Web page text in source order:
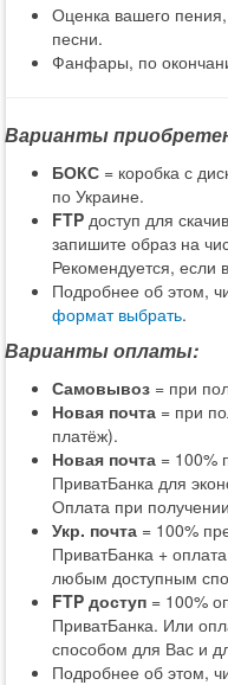
Оценка вашего
песни.
Фанфары, по
Варианты
БОКС = коробка с
по Украине.
FTP доступ для
запишите образ на
Рекомендуется, если
Подробнее об этом,
формат выбрать.
Варианты оплаты:
Самовывоз = при
Новая почта = при
платёж).
Новая почта = 100%
ПриватБанка для
Оплата при
Укр. почта = 100%
ПриватБанка +
любым доступным
FTP доступ = 100%
ПриватБанка. Или
способом для Вас и
Подробнее об этом,